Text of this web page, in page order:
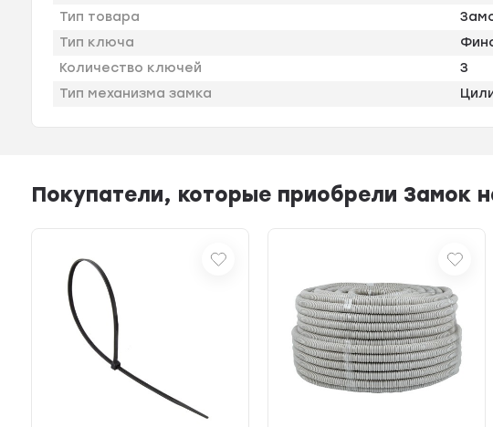
Тип товара
Тип ключа
Количество ключей
3
Тип механизма замка
Покупатели, которые приобрели Замок